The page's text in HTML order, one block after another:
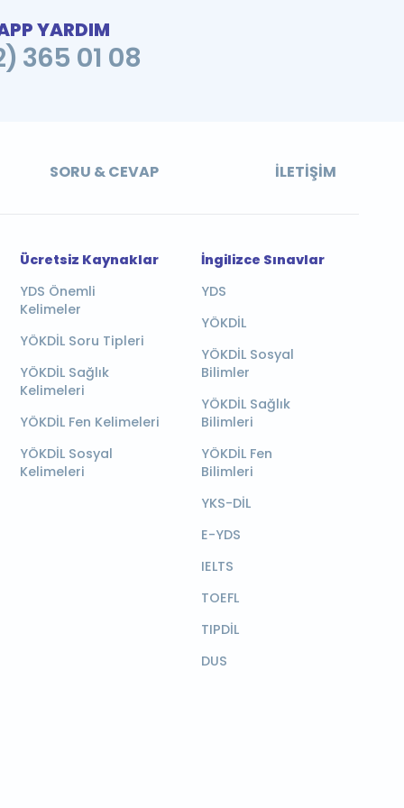
YARDIM
365 01 08
SORU & CEVAP İLETIŞIM
Ücretsiz Kaynaklar
YDS Önemli
Kelimeler
YÖKDİL Soru Tipleri
YÖKDİL Sağlık
Kelimeleri
YÖKDİL Fen Kelimeleri
YÖKDİL Sosyal
Kelimeleri
İngilizce Sınavlar
YDS
YÖKDİL
YÖKDİL Sosyal
Bilimler
YÖKDİL Sağlık
Bilimleri
YÖKDİL Fen
Bilimleri
YKS-DİL
E-YDS
IELTS
TOEFL
TIPDİL
DUS